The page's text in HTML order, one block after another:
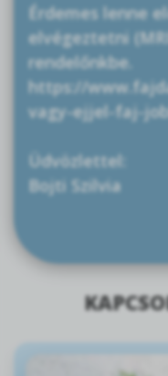
Érdemes lenne
elvégeztetni
rendelőnkbe.
https://
vagy-ejjel-faj-
Üdvözlettel:
Bojti Szilvia